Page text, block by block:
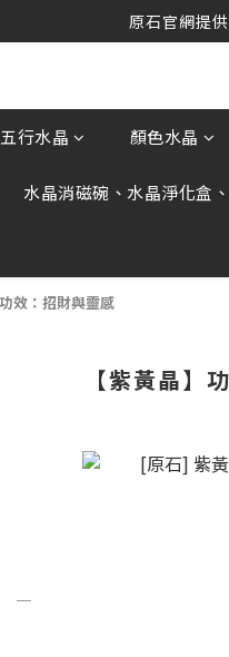
原石官網提
原石官網提
官網不會主動寄信要求顧客
原石官網提
五行水晶 顏色水晶
水晶消磁碗、水晶淨化盒
效：招財與靈感
【紫黃晶】